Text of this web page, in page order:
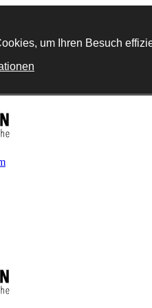
um Ihren Besuch